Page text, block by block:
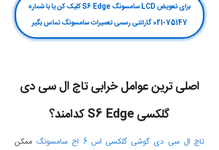
برای تعویض LCD سامسونگ S6 Edge کلیک کن یا با شماره
75147-021 گارانتی رسمی تعمیرات سامسونگ تماس بگیر
اصلی ترین عوامل خرابی تاچ ال سی دی
گلکسیS6 Edgeکدامند؟
تاچ ال سی دی گوشی گلکسی اس 6 اج سامسونگ
ممکن